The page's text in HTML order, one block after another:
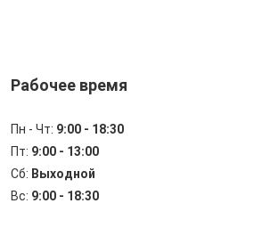
Рабочее время
Пн - Чт: 9:00 - 18:30
Пт: 9:00 - 13:00
Сб: Выходной
Вс: 9:00 - 18:30